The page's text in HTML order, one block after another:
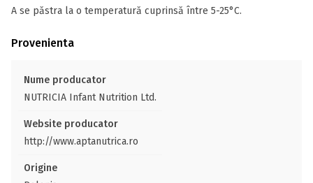
A se păstra la o temperatură cuprinsă între 5-25°C.
Provenienta
Nume producator
NUTRICIA Infant Nutrition Ltd.
Website producator
http://www.aptanutrica.ro
Origine